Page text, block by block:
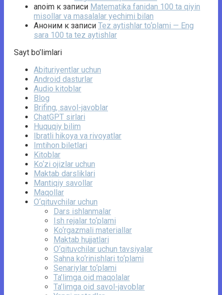
anoim к записи Matematika fanidan 100 ta qiyin
misollar va masalalar yechimi bilan
Аноним к записи Tez aytishlar to‘plami — Eng
sara 100 ta tez aytishlar
Sayt bo’limlari
Abituriyentlar uchun
Android dasturlar
Audio kitoblar
Blog
Brifing, savol-javoblar
ChatGPT sirlari
Huquqiy bilim
Ibratli hikoya va rivoyatlar
Imtihon biletlari
Kitoblar
Ko‘zi ojizlar uchun
Maktab darsliklari
Mantiqiy savollar
Maqollar
O‘qituvchilar uchun
Dars ishlanmalar
Ish rejalar to‘plami
Ko‘rgazmali materiallar
Maktab hujjatlari
O‘qituvchilar uchun tavsiyalar
Sahna ko‘rinishlari to‘plami
Senariylar to‘plami
Ta’limga oid maqolalar
Ta’limga oid savol-javoblar